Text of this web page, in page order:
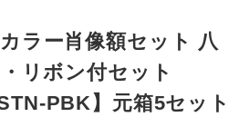
ラー肖像額セット 八
リボン付セット
PBK】元箱5セット